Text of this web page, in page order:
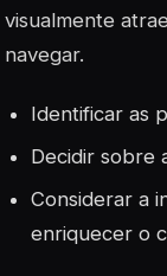
visualmente
navegar.
Identificar as
Decidir sobre
Considerar a
enriquecer o